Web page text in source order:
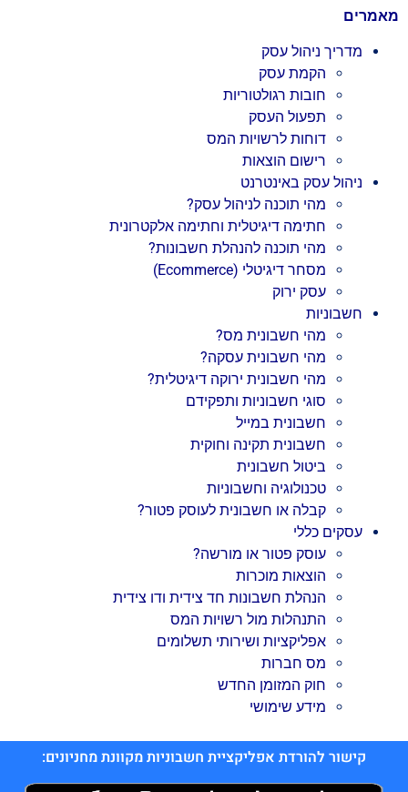
מאמרים
מדריך ניהול עסק
הקמת עסק
חובות רגולטוריות
תפעול העסק
דוחות לרשויות המס
רישום הוצאות
ניהול עסק באינטרנט
מהי תוכנה לניהול עסק?
חתימה דיגיטלית וחתימה אלקטרונית
מהי תוכנה להנהלת חשבונות?
מסחר דיגיטלי (Ecommerce)
עסק ירוק
חשבוניות
מהי חשבונית מס?
מהי חשבונית עסקה?
מהי חשבונית ירוקה דיגיטלית?
סוגי חשבוניות ותפקידם
חשבונית במייל
חשבונית תקינה וחוקית
ביטול חשבונית
טכנולוגיה וחשבוניות
קבלה או חשבונית לעוסק פטור?
עסקים כללי
עוסק פטור או מורשה?
הוצאות מוכרות
הנהלת חשבונות חד צידית ודו צידית
התנהלות מול רשויות המס
אפליקציות ושירותי תשלומים
מס חברות
חוק המזומן החדש
מידע שימושי
קישור להורדת אפליקציית חשבוניות מקוונת מחניונים: